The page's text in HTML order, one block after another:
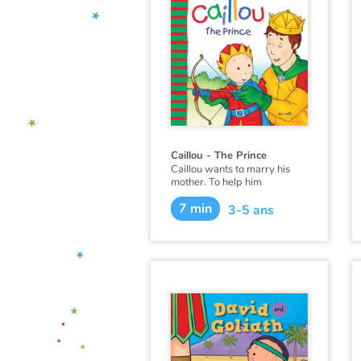
Caillou - The Prince
Caillou wants to marry his
mother. To help him
understand why this is
impossible, Daddy tells
Caillou a story.
7 min 3-5 ans